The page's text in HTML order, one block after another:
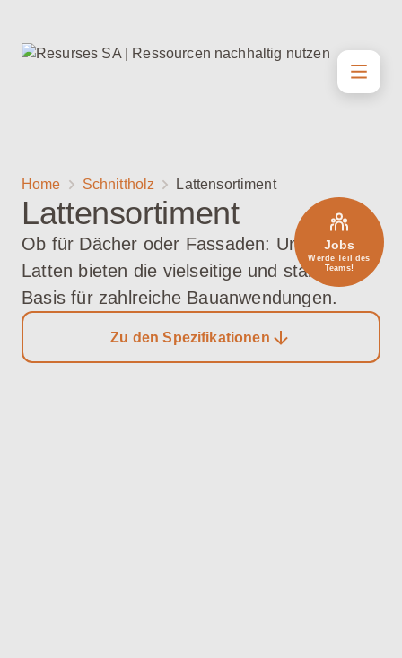
Jobs
Werde Teil des
Teams!
Home Schnittholz Latten­sortiment
Latten­sortiment
Ob für Dächer oder Fassaden: Unsere
Latten bieten die vielseitige und stabile
Basis für zahlreiche Bauanwendungen.
Zu den Spezifikationen